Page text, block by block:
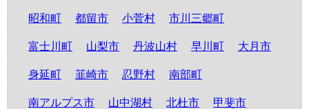
昭和町 都留市 小菅村 市川三郷町
富士川町 山梨市 丹波山村 早川町 大月市
身延町 韮崎市 忍野村 南部町
南アルプス市 山中湖村 北杜市 甲斐市